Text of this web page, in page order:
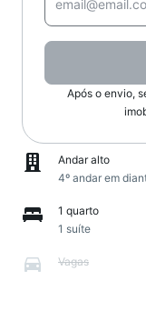
Após o envio,
Andar alto
4º andar em
1 quarto
1 suíte
Vagas